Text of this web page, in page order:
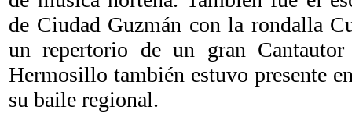
de Ciudad Guzmán con la rondalla
un repertorio de un gran Cantautor
Hermosillo también estuvo presente
su baile regional.